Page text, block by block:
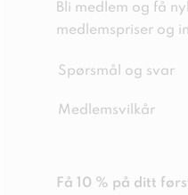
Bli medlem og få
medlemspriser og
Spørsmål og svar
Medlemsvilkår
Få 10 % på ditt